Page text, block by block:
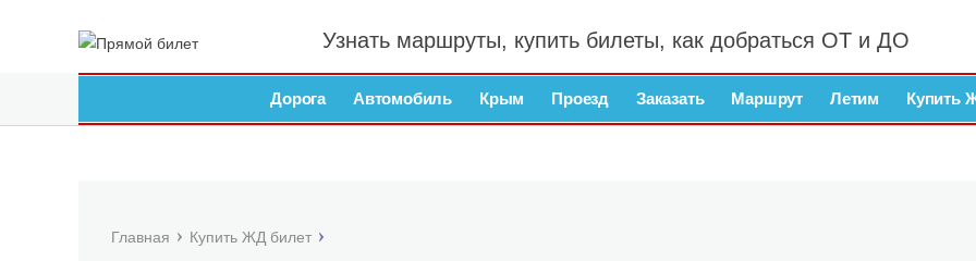
Узнать маршруты, купить билеты, как добраться ОТ и ДО
Дорога Автомобиль Крым Проезд Заказать Маршрут Летим Купить
Главная Купить ЖД билет